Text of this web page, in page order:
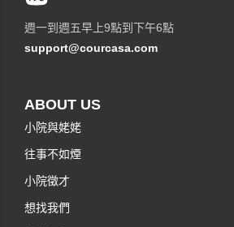
週一到週五早上9點到下午6點
support@courcasa.com
ABOUT US
小院與姥姥
往事不如煙
小院徵才
想找我們